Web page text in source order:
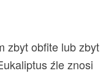
zbyt obfite lub zbyt
źle znosi